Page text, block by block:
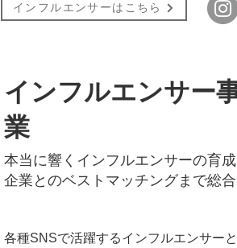
インフルエンサーはこちら
インフルエンサー
業
本当に響くインフルエンサーの育
企業とのベストマッチングまで総
各種SNSで活躍するインフルエンサー